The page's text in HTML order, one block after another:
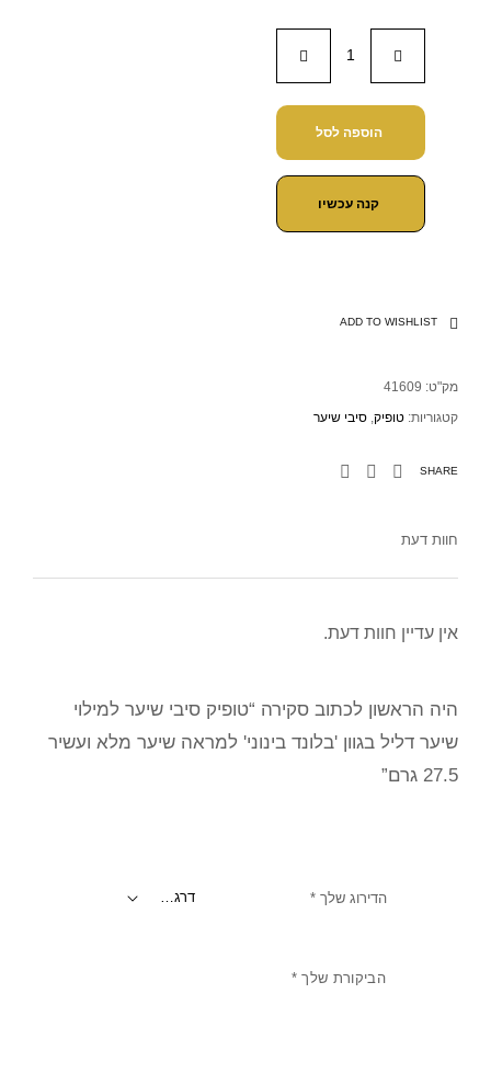
הוספה לסל
קנה עכשיו
ADD TO WISHLIST
מק"ט: 41609
קטגוריות: טופיק, סיבי שיער
SHARE
חוות דעת
אין עדיין חוות דעת.
היה הראשון לכתוב סקירה “טופיק סיבי שיער למילוי
שיער דליל בגוון 'בלונד בינוני' למראה שיער מלא ועשיר
27.5 גרם”
הדירוג שלך *